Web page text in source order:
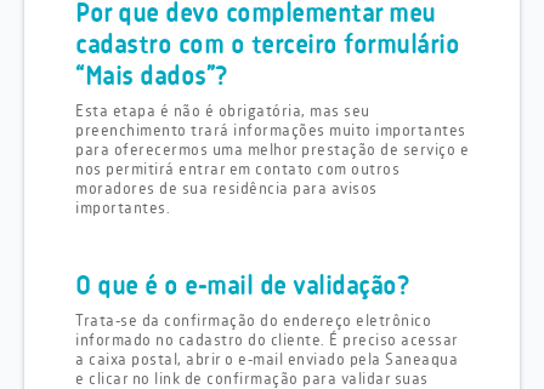
Por que devo complementar meu
cadastro com o terceiro formulário
“Mais dados”?
Esta etapa é não é obrigatória, mas seu
preenchimento trará informações muito importantes
para oferecermos uma melhor prestação de serviço e
nos permitirá entrar em contato com outros
moradores de sua residência para avisos
importantes.
O que é o e-mail de validação?
Trata-se da confirmação do endereço eletrônico
informado no cadastro do cliente. É preciso acessar
a caixa postal, abrir o e-mail enviado pela Saneaqua
e clicar no link de confirmação para validar suas